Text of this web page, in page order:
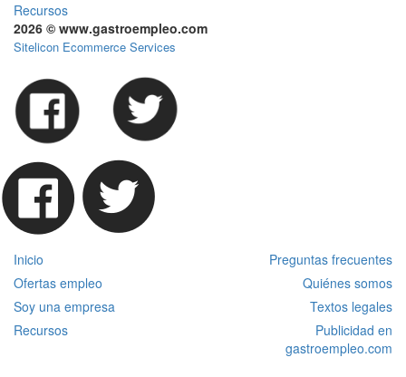
Recursos
2026 © www.gastroempleo.com
Sitelicon Ecommerce Services
Inicio
Preguntas frecuentes
Ofertas empleo
Quiénes somos
Soy una empresa
Textos legales
Recursos
Publicidad en
gastroempleo.com